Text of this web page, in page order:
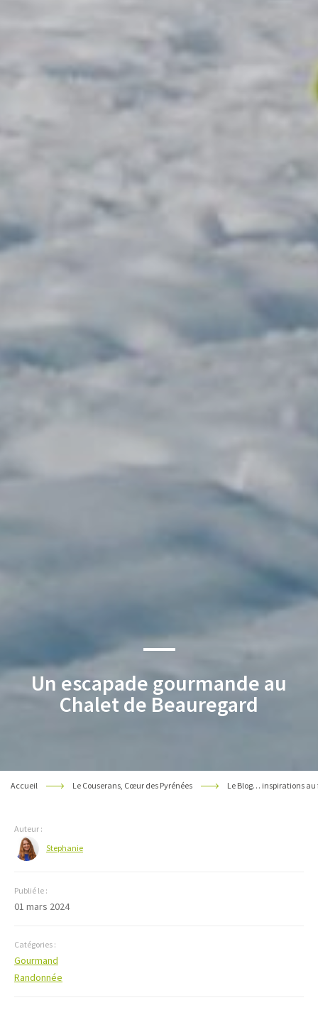
Un escapade gourmande au
Chalet de Beauregard
Accueil Le Couserans, Cœur des Pyrénées Le Blog… inspirations au
Auteur :
Stephanie
Publié le :
01 mars 2024
Catégories :
Gourmand
Randonnée